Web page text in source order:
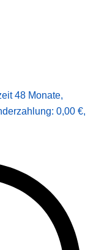
48 Monate,
0,00 €,